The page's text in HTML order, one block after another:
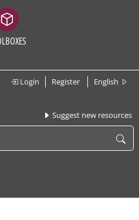
Login Register English
Suggest new resources